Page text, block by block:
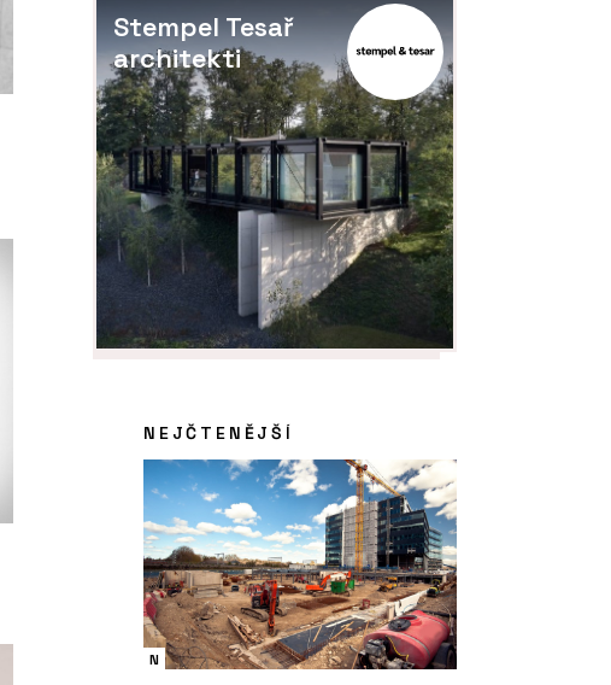
Stempel Tesař
architekti
NEJČTENĚJŠÍ
N